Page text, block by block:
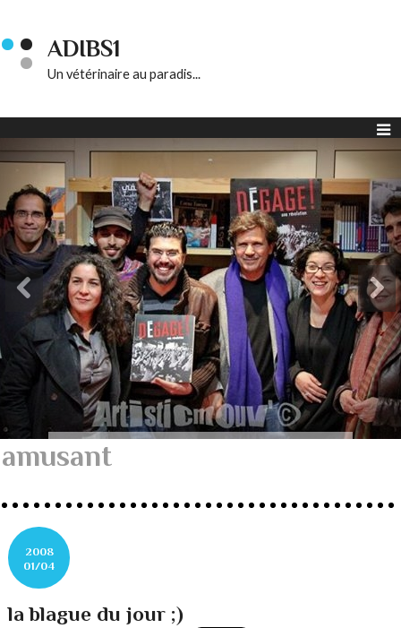
ADIBS1
Un vétérinaire au paradis...
amusant
2008
01/04
la blague du jour ;)